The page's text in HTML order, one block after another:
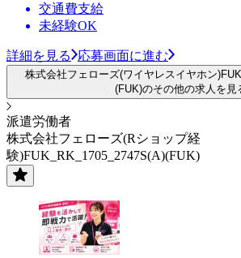
交通費支給
未経験OK
詳細を見る 応募画面に進む
株式会社フェローズ(ワイヤレスイヤホン
(FUK)のその他の求人を見
派遣労働者
株式会社フェローズ(Rショップ経
験)FUK_RK_1705_2747S(A)(FUK)